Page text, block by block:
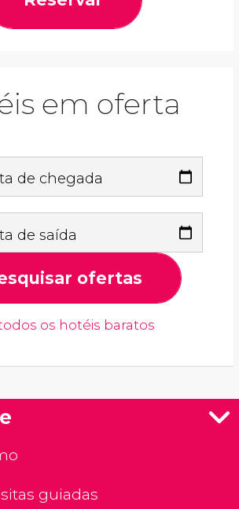
em oferta
de chegada
de saída
ofertas
os hotéis baratos
guiadas